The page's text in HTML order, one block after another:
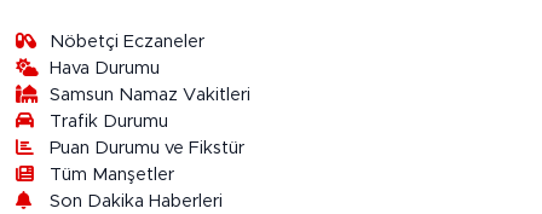
Nöbetçi Eczaneler
Hava Durumu
Samsun Namaz Vakitleri
Trafik Durumu
Puan Durumu ve Fikstür
Tüm Manşetler
Son Dakika Haberleri